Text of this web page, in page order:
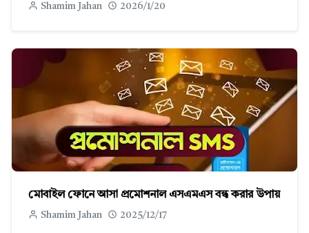
Shamim Jahan 2026/1/20
মোবাইল ফোনে আসা প্রমোশনাল এসএমএস বন্ধ করার উপায়
Shamim Jahan 2025/12/17